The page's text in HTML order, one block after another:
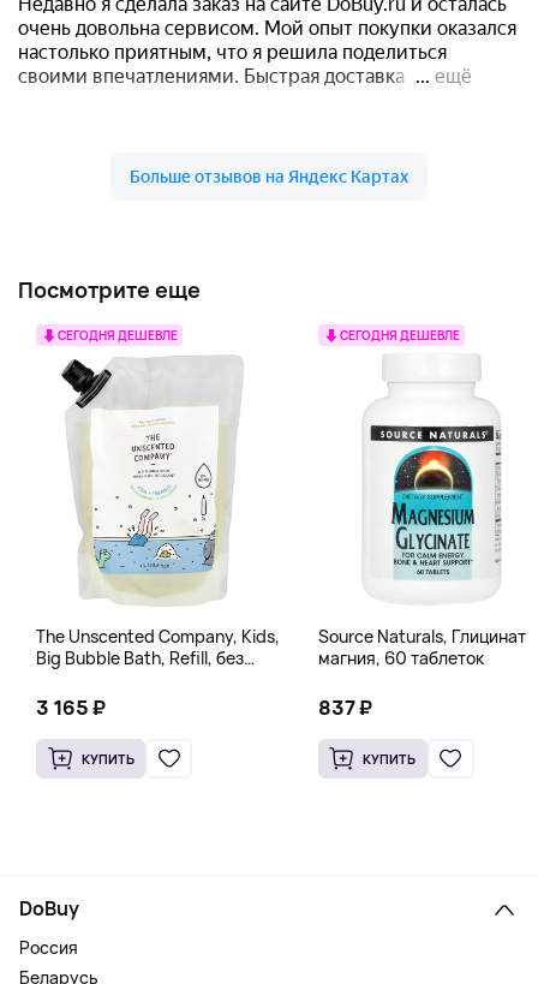
Посмотрите еще
СЕГОДНЯ ДЕШЕВЛЕ
The Unscented Company, Kids,
Big Bubble Bath, Refill, без
Унции)
3 165 ₽
КУПИТЬ
СЕГОДНЯ ДЕШЕВЛЕ
Source Naturals, Глицинат
магния, 60 таблеток
837 ₽
КУПИТЬ
DoBuy
Россия
Беларусь